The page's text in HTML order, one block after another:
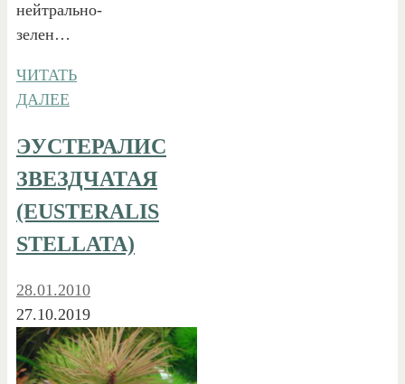
нейтрально-
зелен…
ЧИТАТЬ
ДАЛЕЕ
ЭУСТЕРАЛИС
ЗВЕЗДЧАТАЯ
(EUSTERALIS
STELLATA)
28.01.2010
27.10.2019